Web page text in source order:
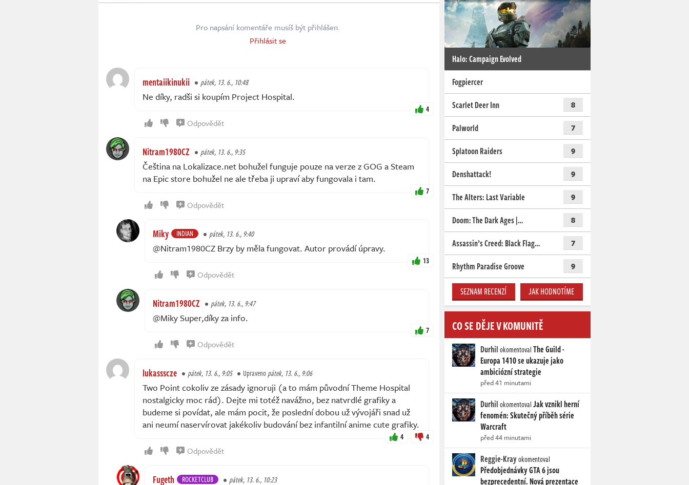
Pro napsání komentáře musíš být přihlášen.
Přihlásit se
mentaiikinukii pátek, 13. 6., 10:48
Ne díky, radši si koupím Project Hospital.
4
Odpovědět
Nitram1980CZ pátek, 13. 6., 9:35
Čeština na Lokalizace.net bohužel funguje pouze na verze z GOG a Steam
na Epic store bohužel ne ale třeba ji upraví aby fungovala i tam.
7
Odpovědět
Miky INDIAN pátek, 13. 6., 9:40
@Nitram1980CZ Brzy by měla fungovat. Autor provádí úpravy.
13
Odpovědět
Nitram1980CZ pátek, 13. 6., 9:47
@Miky Super,díky za info.
7
Odpovědět
lukassscze pátek, 13. 6., 9:05 Upravenopátek, 13. 6., 9:06
Two Point cokoliv ze zásady ignoruji (a to mám původní Theme Hospital
nostalgicky moc rád). Dejte mi totéž navážno, bez natvrdlé grafiky a
budeme si povídat, ale mám pocit, že poslední dobou už vývojáři snad už
ani neumí naservírovat jakékoliv budování bez infantilní anime cute grafiky.
4 4
Odpovědět
Fugeth ROCKETCLUB pátek, 13. 6., 10:23
Halo: Campaign Evolved
Fogpiercer
Scarlet Deer Inn
8
Palworld 7
Splatoon Raiders 9
Denshattack! 9
The Alters: Last Variable 9
Doom: The Dark Ages |… 8
Assassin’s Creed: Black Flag… 7
Rhythm Paradise Groove 9
SEZNAM RECENZÍ JAK HODNOTÍME
CO SE DĚJE V KOMUNITĚ
DurhilokomentovalThe Guild -
Europa 1410 se ukazuje jako
ambiciózní strategie
před 41 minutami
DurhilokomentovalJak vznikl herní
fenomén: Skutečný příběh série
Warcraft
před 44 minutami
Reggie-Krayokomentoval
Předobjednávky GTA 6 jsou
bezprecedentní. Nová prezentace